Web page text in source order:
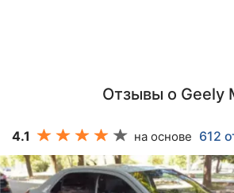
Отзывы о Geely
4.1 на основе 612